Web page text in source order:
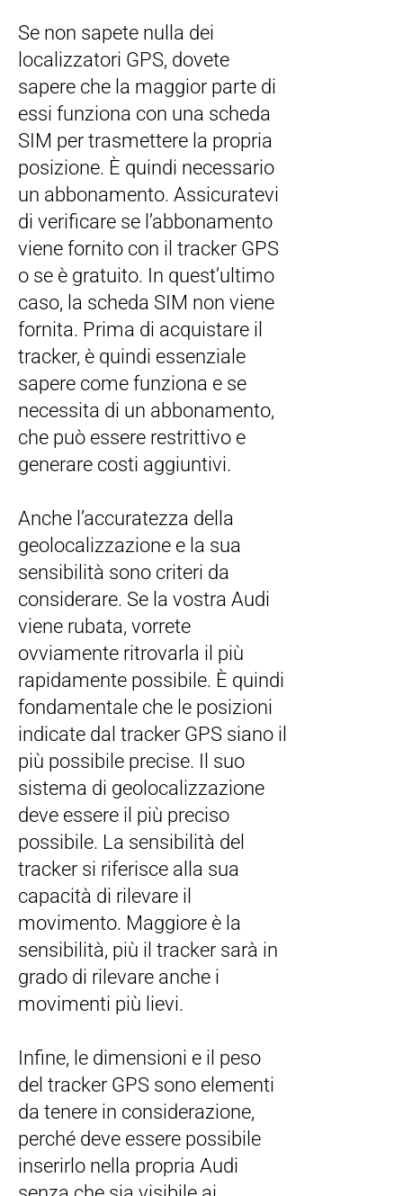
Se non sapete nulla dei
localizzatori GPS, dovete
sapere che la maggior parte di
essi funziona con una scheda
SIM per trasmettere la propria
posizione. È quindi necessario
un abbonamento. Assicuratevi
di verificare se l’abbonamento
viene fornito con il tracker GPS
o se è gratuito. In quest’ultimo
caso, la scheda SIM non viene
fornita. Prima di acquistare il
tracker, è quindi essenziale
sapere come funziona e se
necessita di un abbonamento,
che può essere restrittivo e
generare costi aggiuntivi.
Anche l’accuratezza della
geolocalizzazione e la sua
sensibilità sono criteri da
considerare. Se la vostra Audi
viene rubata, vorrete
ovviamente ritrovarla il più
rapidamente possibile. È quindi
fondamentale che le posizioni
indicate dal tracker GPS siano il
più possibile precise. Il suo
sistema di geolocalizzazione
deve essere il più preciso
possibile. La sensibilità del
tracker si riferisce alla sua
capacità di rilevare il
movimento. Maggiore è la
sensibilità, più il tracker sarà in
grado di rilevare anche i
movimenti più lievi.
Infine, le dimensioni e il peso
del tracker GPS sono elementi
da tenere in considerazione,
perché deve essere possibile
inserirlo nella propria Audi